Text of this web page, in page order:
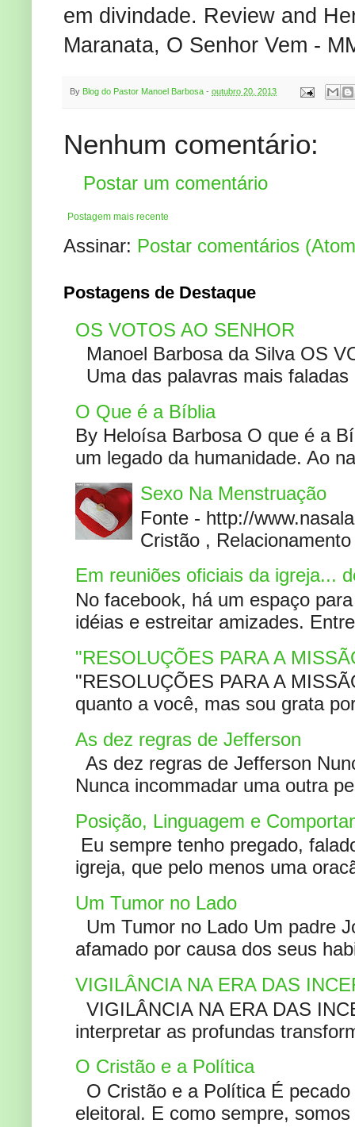
em divindade. Review and
Maranata, O Senhor Vem -
By Blog do Pastor Manoel Barbosa - outubro 20, 2013
Nenhum comentário:
Postar um comentário
Postagem mais recente
Assinar: Postar comentários
Postagens de Destaque
OS VOTOS AO SENHOR
Manoel Barbosa da Silva OS
Uma das palavras mais
O Que é a Bíblia
By Heloísa Barbosa O que é a
um legado da humanidade. Ao
Sexo Na Menstruação
Fonte - http://
Cristão ,
Em reuniões oficiais da igreja...
No facebook, há um espaço
idéias e estreitar amizades.
"RESOLUÇÕES PARA A
"RESOLUÇÕES PARA A
quanto a você, mas sou grata
As dez regras de Jefferson
As dez regras de Jefferson
Nunca incommadar uma outra
Posição, Linguagem e
Eu sempre tenho pregado,
igreja, que pelo menos uma
Um Tumor no Lado
Um Tumor no Lado Um padre
afamado por causa dos seus
VIGILÂNCIA NA ERA DAS
VIGILÂNCIA NA ERA DAS
interpretar as profundas
O Cristão e a Política
O Cristão e a Política É
eleitoral. E como sempre,